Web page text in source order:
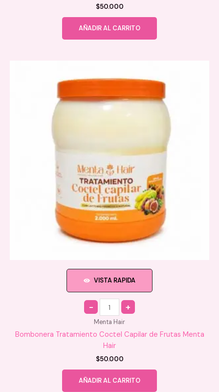
$50.000
AÑADIR AL CARRITO
VISTA RAPIDA
Quantity
Menta Hair
Bombonera Tratamiento Coctel Capilar de Frutas Menta
Hair
$50.000
AÑADIR AL CARRITO